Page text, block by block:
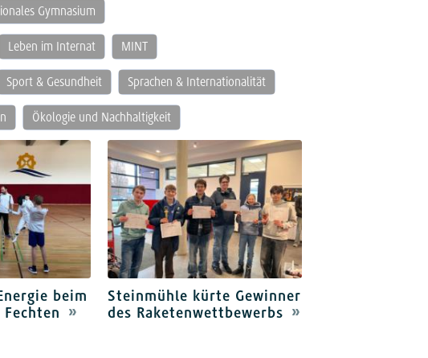
Gymnasium
Leben im Internat MINT
Sport & Gesundheit Sprachen & Internationalität
Ökologie und Nachhaltigkeit
beim
Steinmühle kürte Gewinner
des Raketenwettbewerbs